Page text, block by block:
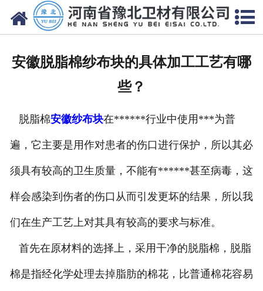
网站首页
厂房设备
人才招聘
联系我们
安徽脱脂棉纱布块的具体加工工艺有哪
些？
脱脂棉安徽纱布块在******行业中使用***为普
遍，它主要是用作对患者的伤口进行保护，所以其必
须具有较高的卫生质量，不能有******甚至病毒，这
样会感染到伤者的伤口从而引发更坏的结果，所以我
们在生产工艺上对其具有较高的要求与标准。
首先在原材料的选择上，采用干净的脱脂棉，脱脂
棉是指经化学处理去掉脂肪的棉花，比普通棉花容易